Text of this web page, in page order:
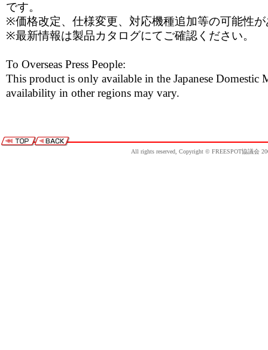
です。
※価格改定、仕様変更、対応機種追加等の可能性
※最新情報は製品カタログにてご確認ください。
To Overseas Press People:
This product is only available in the Japanese Domestic
availability in other regions may vary.
All rights reserved, Copyright © FREESPOT協議会